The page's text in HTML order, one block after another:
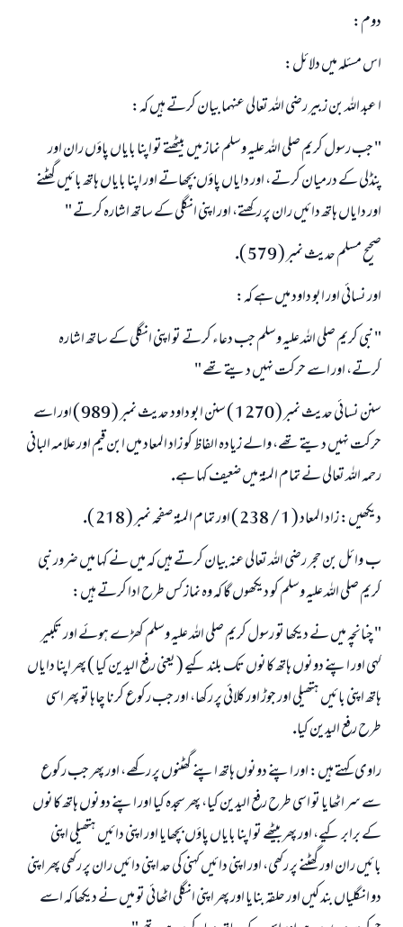
دوم:
اس مسئلہ ميں دلائل:
ا ـ عبد اللہ بن زبير رضى اللہ تعالى عنہما بيان كرتے ہيں كہ:
" جب رسول كريم صلى اللہ عليہ وسلم نماز ميں بيٹھتے تو اپنا باياں پاؤں ران اور
پنڈلى كے درميان كرتے، اور داياں پاؤں بچھاتے اور اپنا باياں ہاتھ بائيں گھٹنے
اور داياں ہاتھ دائيں ران پر ركھتے، اور اپنى انگلى كے ساتھ اشارہ كرتے "
صحيح مسلم حديث نمبر ( 579 ).
اور نسائى اور ابو داود ميں ہے كہ:
" نبى كريم صلى اللہ عليہ وسلم جب دعاء كرتے تو اپنى انگلى كے ساتھ اشارہ
كرتے، اور اسے حركت نہيں ديتے تھے "
سنن نسائى حديث نمبر ( 1270 ) سنن ابو داود حديث نمبر ( 989 ) اور اسے
حركت نہيں ديتے تھے، والے زيادہ الفاظ كو زاد المعاد ميں ابن قيم اور علامہ البانى
رحمہ اللہ تعالى نے تمام المنۃ ميں ضعيف كہا ہے.
ديكھيں: زاد المعاد ( 1 / 238 ) اور تمام المنۃ صفحہ نمبر ( 218 ).
ب ـ وائل بن حجر رضى اللہ تعالى عنہ بيان كرتے ہيں كہ ميں نے كہا ميں ضرور نبى
كريم صلى اللہ عليہ وسلم كو ديكھوں گا كہ وہ نماز كس طرح ادا كرتے ہيں:
" چنانچہ ميں نے ديكھا تو رسول كريم صلى اللہ عليہ وسلم كھڑے ہوئے اور تكبير
كہى اور اپنے دونوں ہاتھ كانوں تك بلند كيے ( يعنى رفع اليدين كيا ) پھر اپنا داياں
ہاتھ اپنى بائيں ہتھيلى اور جوڑ اور كلائى پر ركھا، اور جب ركوع كرنا چاہا تو پھر اسى
طرح رفع اليدين كيا.
راوى كہتے ہيں: اور اپنے دونوں ہاتھ اپنے گھٹنوں پر ركھے، اور پھر جب ركوع
سے سر اٹھايا تو اسى طرح رفع اليدين كيا، پھر سجدہ كيا اور اپنے دونوں ہاتھ كانوں
كے برابر كيے، اور پھر بيٹھے تو اپنا باياں پاؤں بچھايا اور اپنى دائيں ہتھيلى اپنى
بائيں ران اور گھٹنے پر ركھى، اور اپنى دائيں كہنى كى حد اپنى دائيں ران پر ركھى پھر اپنى
دو انگلياں بند كيں اور حلقہ بنايا اور پھر اپنى انگلى اٹھائى تو ميں نے ديكھا كہ اسے